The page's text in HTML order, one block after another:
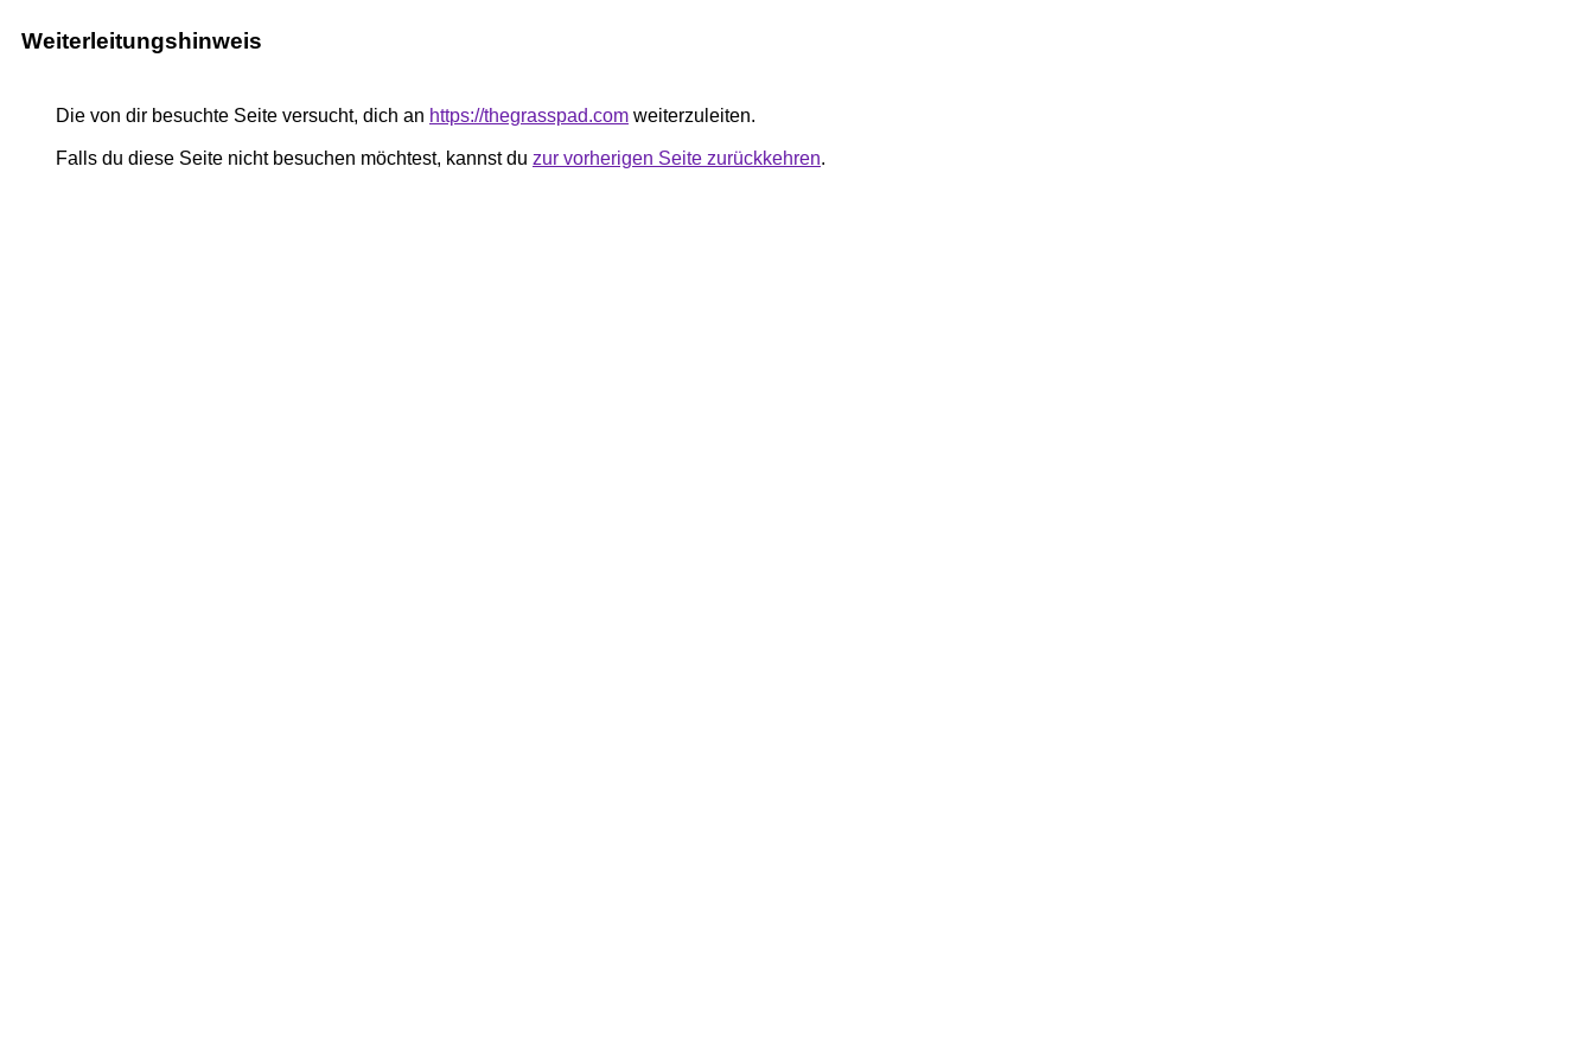
Weiterleitungshinweis
Die von dir besuchte Seite versucht, dich an https://thegrasspad.com weiterzuleiten.
Falls du diese Seite nicht besuchen möchtest, kannst du zur vorherigen Seite zurückkehren.